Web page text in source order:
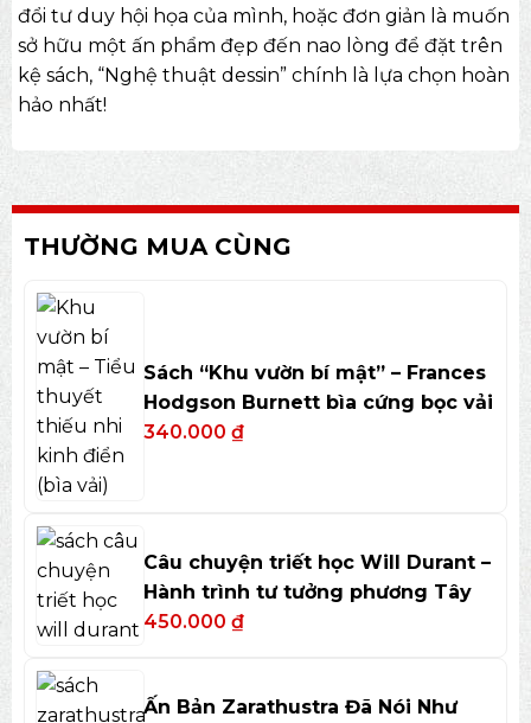
đổi tư duy hội họa của mình, hoặc đơn giản là muốn
sở hữu một ấn phẩm đẹp đến nao lòng để đặt trên
kệ sách, “Nghệ thuật dessin” chính là lựa chọn hoàn
hảo nhất!
THƯỜNG MUA CÙNG
Sách “Khu vườn bí mật” – Frances
Hodgson Burnett bìa cứng bọc vải
340.000 ₫
Câu chuyện triết học Will Durant –
Hành trình tư tưởng phương Tây
450.000 ₫
Ấn Bản Zarathustra Đã Nói Như